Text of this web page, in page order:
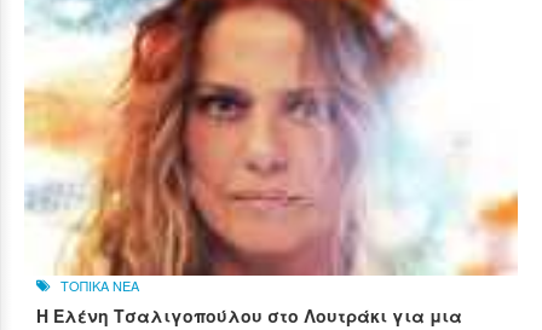
ΤΟΠΙΚΑ ΝΕΑ
Η Ελένη Τσαλιγοπούλου στο Λουτράκι για μια